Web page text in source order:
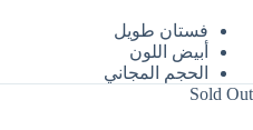
فستان طويل
أبيض اللون
الحجم المجاني
Sold Out